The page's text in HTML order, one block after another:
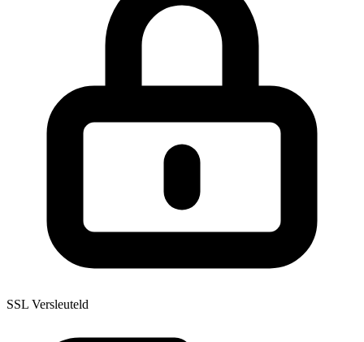
SSL Versleuteld